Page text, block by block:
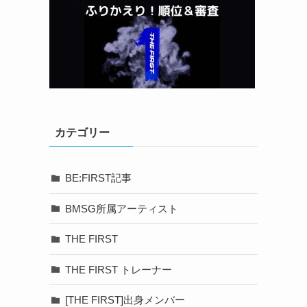
カテゴリー
BE:FIRST記事
BMSG所属アーティスト
THE FIRST
THE FIRST トレーナー
[THE FIRST]出身メンバー